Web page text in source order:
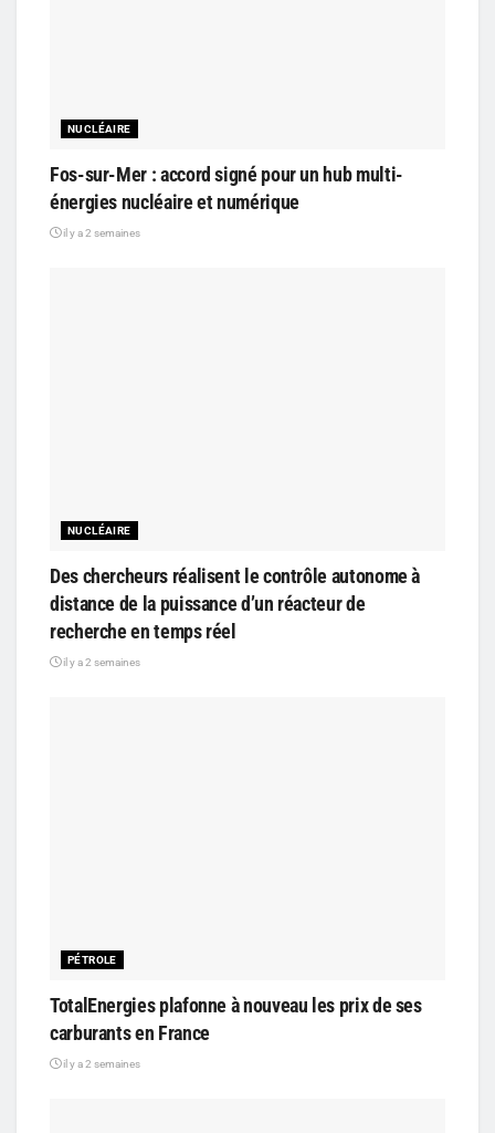
NUCLÉAIRE
Fos-sur-Mer : accord signé pour un hub multi-
énergies nucléaire et numérique
il y a 2 semaines
NUCLÉAIRE
Des chercheurs réalisent le contrôle autonome à
distance de la puissance d’un réacteur de
recherche en temps réel
il y a 2 semaines
PÉTROLE
TotalEnergies plafonne à nouveau les prix de ses
carburants en France
il y a 2 semaines